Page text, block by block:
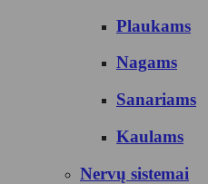
Plaukams
Nagams
Sanariams
Kaulams
Nervų sistemai